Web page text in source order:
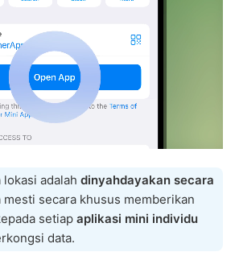
lokasi adalah dinyahdayakan secara
secara khusus memberikan
setiap aplikasi mini individu
data.